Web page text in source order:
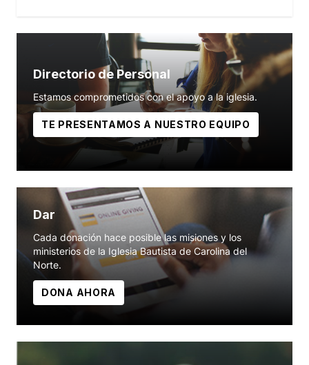
Directorio de Personal
Estamos comprometidos con el apoyo a la iglesia.
TE PRESENTAMOS A NUESTRO EQUIPO
Dar
Cada donación hace posible las misiones y los
ministerios de la Iglesia Bautista de Carolina del
Norte.
DONA AHORA